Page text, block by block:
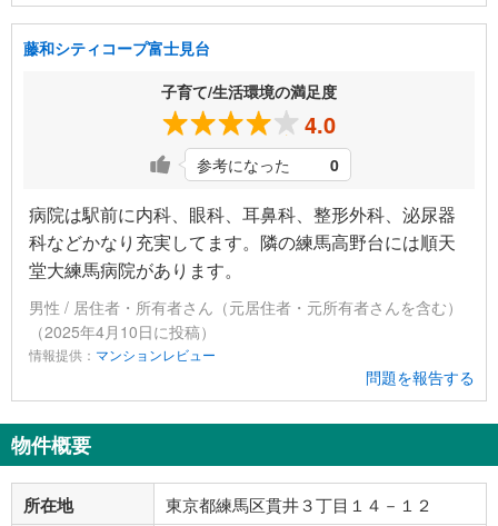
藤和シティコープ富士見台
子育て/生活環境の満足度
4.0
参考になった 0
病院は駅前に内科、眼科、耳鼻科、整形外科、泌尿器
科などかなり充実してます。隣の練馬高野台には順天
堂大練馬病院があります。
男性 / 居住者・所有者さん（元居住者・元所有者さんを含む）
（2025年4月10日に投稿）
情報提供： マンションレビュー
問題を報告する
物件概要
所在地 東京都練馬区貫井３丁目１４－１２